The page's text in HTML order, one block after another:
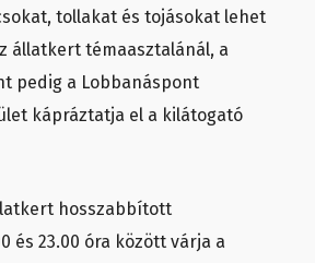
tollakat és tojásokat lehet
állatkert témaasztalánál, a
pedig a Lobbanáspont
kápráztatja el a kilátogató
hosszabbított
és 23.00 óra között várja a